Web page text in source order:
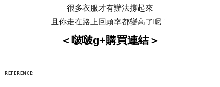
很多衣服才有辦法撐起來
且你走在路上回頭率都變高了呢！
＜啵啵g+購買連結＞
REFERENCE: